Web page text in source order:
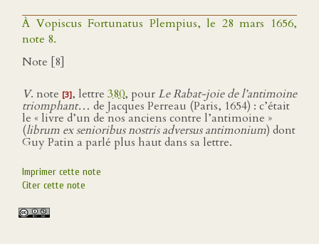
À Vopiscus Fortunatus Plempius, le 28 mars 1656,
note 8.
Note [8]
V. note [3], lettre 380, pourLe Rabat-joie de l’antimoine
triomphant… de Jacques Perreau (Paris, 1654) : c’était
le « livre d’un de nos anciens contre l’antimoine »
(librum ex senioribus nostris adversus antimonium) dont
Guy Patin a parlé plus haut dans sa lettre.
Imprimer cette note
Citer cette note